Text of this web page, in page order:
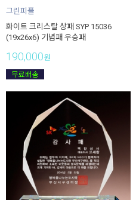
그린피플
화이트 크리스탈 상패 SYP 15036
(19x26x6) 기념패 우승패
190,000원